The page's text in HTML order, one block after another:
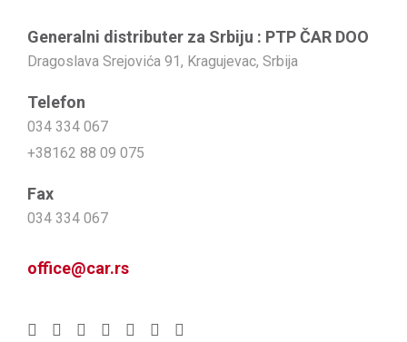
Generalni distributer za Srbiju : PTP ČAR DOO
Dragoslava Srejovića 91, Kragujevac, Srbija
Telefon
034 334 067
+38162 88 09 075
Fax
034 334 067
office@car.rs